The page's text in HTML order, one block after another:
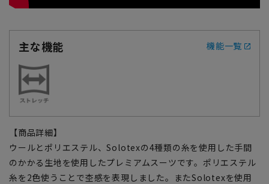
主な機能 機能一覧
【商品詳細】
ウールとポリエステル、Solotexの4種類の糸を使用した手間
のかかる生地を使用したプレミアムスーツです。ポリエステル
糸を2色使うことで杢感を表現しました。またSolotexを使用